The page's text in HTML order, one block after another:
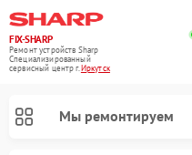
FIX-SHARP
Ремонт устройств Sharp
Специализированный
cервисный центр г.Иркутск
Мы ремонтируем